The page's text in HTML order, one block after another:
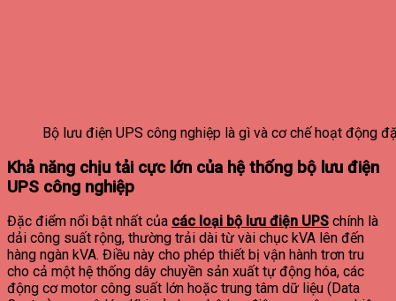
Bộ lưu điện UPS công nghiệp là gì và cơ chế hoạt động
Khả năng chịu tải cực lớn của hệ thống bộ lưu điện
UPS công nghiệp
Đặc điểm nổi bật nhất của các loại bộ lưu điện UPS chính là
dải công suất rộng, thường trải dài từ vài chục kVA lên đến
hàng ngàn kVA. Điều này cho phép thiết bị vận hành trơn tru
cho cả một hệ thống dây chuyền sản xuất tự động hóa, các
động cơ motor công suất lớn hoặc trung tâm dữ liệu (Data